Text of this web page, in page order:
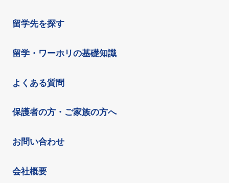
留学先を探す
留学・ワーホリの基礎知識
よくある質問
保護者の方・ご家族の方へ
お問い合わせ
会社概要